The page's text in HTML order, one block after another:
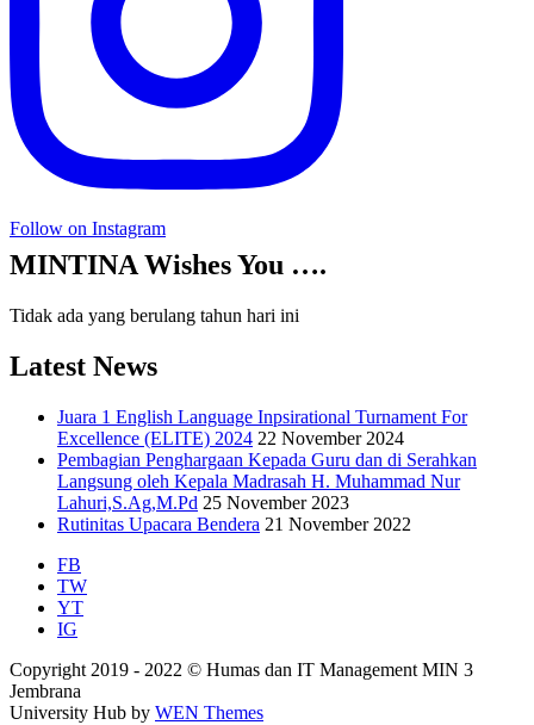
Follow on Instagram
MINTINA Wishes You ….
Tidak ada yang berulang tahun hari ini
Latest News
Juara 1 English Language Inpsirational Turnament For
Excellence (ELITE) 2024 22 November 2024
Pembagian Penghargaan Kepada Guru dan di Serahkan
Langsung oleh Kepala Madrasah H. Muhammad Nur
Lahuri,S.Ag,M.Pd 25 November 2023
Rutinitas Upacara Bendera 21 November 2022
FB
TW
YT
IG
Copyright 2019 - 2022 © Humas dan IT Management MIN 3
Jembrana
University Hub by WEN Themes